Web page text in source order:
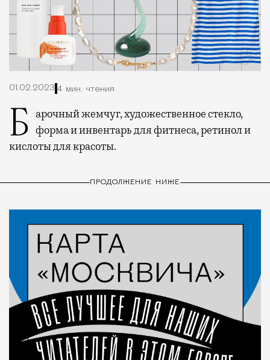
01.02.2023 4 мин. чтения
Барочный жемчуг, художественное стекло, форма и инвентарь для фитнеса, ретинол и
кислоты для красоты.
ПРОДОЛЖЕНИЕ НИЖЕ